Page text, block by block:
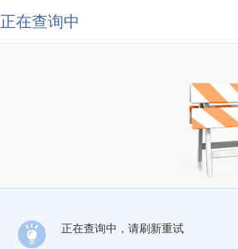
正在查询中
正在查询中，请刷新重试